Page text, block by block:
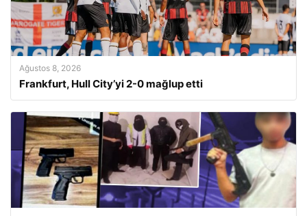
Ağustos 8, 2026
Frankfurt, Hull City’yi 2-0 mağlup etti